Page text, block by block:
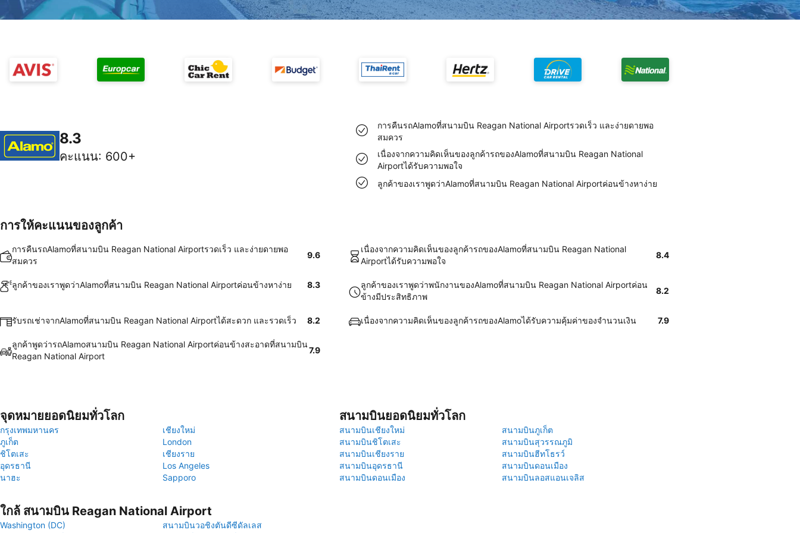
8.3
คะแนน: 600+
การคืนรถAlamoที่สนามบิน Reagan National Airportรวดเร็ว และง่ายดายพอ
สมควร
เนื่องจากความคิดเห็นของลูกค้ารถของAlamoที่สนามบิน Reagan National
Airportได้รับความพอใจ
ลูกค้าของเราพูดว่าAlamoที่สนามบิน Reagan National Airportค่อนข้างหาง่าย
การให้คะแนนของลูกค้า
การคืนรถAlamoที่สนามบิน Reagan National Airportรวดเร็ว และง่ายดายพอ
สมควร
9.6
เนื่องจากความคิดเห็นของลูกค้ารถของAlamoที่สนามบิน Reagan National
Airportได้รับความพอใจ
8.4
ลูกค้าของเราพูดว่าAlamoที่สนามบิน Reagan National Airportค่อนข้างหาง่าย 8.3
ลูกค้าของเราพูดว่าพนักงานของAlamoที่สนามบิน Reagan National Airportค่อน
ข้างมีประสิทธิภาพ
8.2
รับรถเช่าจากAlamoที่สนามบิน Reagan National Airportได้สะดวก และรวดเร็ว 8.2 เนื่องจากความคิดเห็นของลูกค้ารถของAlamoได้รับความคุ้มค่าของจำนวนเงิน 7.9
ลูกค้าพูดว่ารถAlamoสนามบิน Reagan National Airportค่อนข้างสะอาดที่สนามบิน
Reagan National Airport
7.9
จุดหมายยอดนิยมทั่วโลก
กรุงเทพมหานคร
เชียงใหม่
ภูเก็ต
London
ชิโตเสะ
เชียงราย
อุดรธานี
Los Angeles
นาฮะ
Sapporo
สนามบินยอดนิยมทั่วโลก
สนามบินเชียงใหม่
สนามบินภูเก็ต
สนามบินชิโตเสะ
สนามบินสุวรรณภูมิ
สนามบินเชียงราย
สนามบินฮีทโธรว์
สนามบินอุดรธานี
สนามบินดอนเมือง
สนามบินดอนเมือง
สนามบินลอสแอนเจลิส
ใกล้ สนามบิน Reagan National Airport
Washington (DC)
สนามบินวอชิงตันดีซีดัลเลส